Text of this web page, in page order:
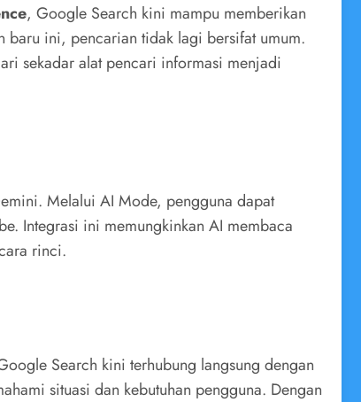
, Google Search kini mampu memberikan
baru ini, pencarian tidak lagi bersifat umum.
sekadar alat pencari informasi menjadi
Melalui AI Mode, pengguna dapat
Integrasi ini memungkinkan AI membaca
rinci.
Search kini terhubung langsung dengan
situasi dan kebutuhan pengguna. Dengan